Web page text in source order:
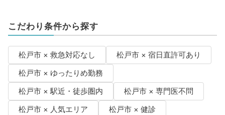
こだわり条件から探す
松戸市 × 救急対応なし
松戸市 × 宿日直許可あり
松戸市 × ゆったりめ勤務
松戸市 × 駅近・徒歩圏内
松戸市 × 専門医不問
松戸市 × 人気エリア
松戸市 × 健診